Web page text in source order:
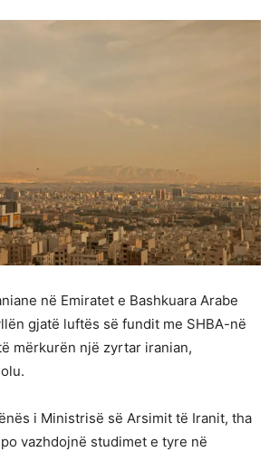
në Emiratet e Bashkuara Arabe
gjatë luftës së fundit me SHBA-në
mërkurën një zyrtar iranian,
i Ministrisë së Arsimit të Iranit, tha
vazhdojnë studimet e tyre në